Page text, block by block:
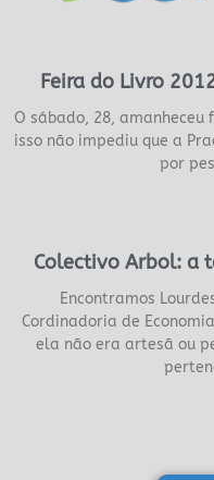
Feira do Livro
O sábado, 28,
isso não impediu que a
por
Colectivo Arbol: a
Encontramos
Cordinadoria de
ela não era artesã ou